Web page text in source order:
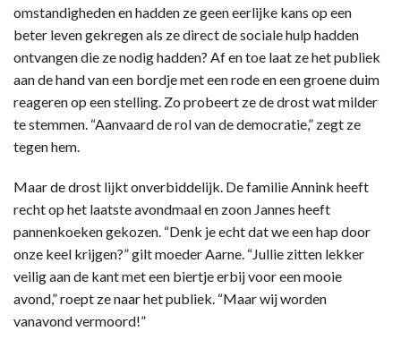
omstandigheden en hadden ze geen eerlijke kans op een
beter leven gekregen als ze direct de sociale hulp hadden
ontvangen die ze nodig hadden? Af en toe laat ze het publiek
aan de hand van een bordje met een rode en een groene duim
reageren op een stelling. Zo probeert ze de drost wat milder
te stemmen. “Aanvaard de rol van de democratie,” zegt ze
tegen hem.
Maar de drost lijkt onverbiddelijk. De familie Annink heeft
recht op het laatste avondmaal en zoon Jannes heeft
pannenkoeken gekozen. “Denk je echt dat we een hap door
onze keel krijgen?” gilt moeder Aarne. “Jullie zitten lekker
veilig aan de kant met een biertje erbij voor een mooie
avond,” roept ze naar het publiek. “Maar wij worden
vanavond vermoord!”